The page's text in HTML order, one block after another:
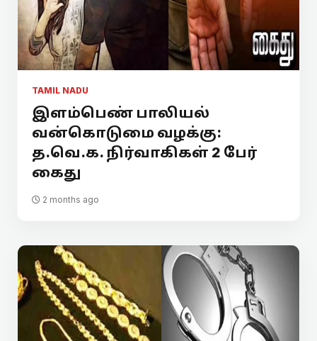
TAMIL NADU
இளம்பெண் பாலியல்
வன்கொடுமை வழக்கு:
த.வெ.க. நிர்வாகிகள் 2 பேர்
கைது
2 months ago